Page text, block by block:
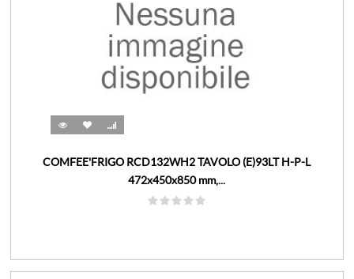
COMFEE'FRIGO RCD132WH2 TAVOLO (E)93LT H-P-L
472x450x850 mm,...